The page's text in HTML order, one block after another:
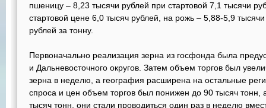
пшеницу – 8,23 тысячи рублей при стартовой 7,1 тысячи
стартовой цене 6,0 тысяч рублей, на рожь – 5,88-5,9
рублей за тонну.
Первоначально реализация зерна из госфонда была
и Дальневосточного округов. Затем объем торгов был
зерна в неделю, а география расширена на остальные
спроса и цен объем торгов был понижен до 90 тысяч
тысяч тонн, они стали проводиться один раз в неделю